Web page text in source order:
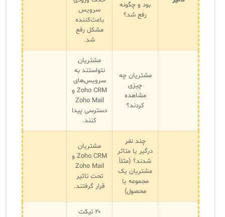
بود و چگونه
رفع شد؟
سرویس
باعث‌کننده
مشکل رفع
شد.
مشتریان چه
چیزی
مشاهده
کردند؟
مشتریان
نتواستند به
سرویس‌های
Zoho CRM و
Zoho Mail
دسترسی پیدا
کنند.
چند نفر
درگیر یا متاثر
شدند؟ (مثلاً
مشتریان یک
مجموعه یا
محصول)
مشتریان
Zoho CRM و
Zoho Mail
تحت تاثیر
قرار گرفتند.
۲۰ تیکت